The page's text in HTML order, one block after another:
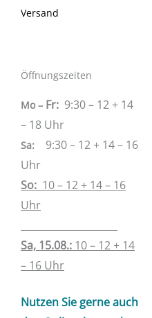
Versand
Öffnungszeiten
Mo – Fr: 9:30 – 12 + 14
– 18 Uhr
Sa: 9:30 – 12 + 14 – 16
Uhr
So: 10 – 12 + 14 – 16
Uhr
Sa, 15.08.: 10 – 12 + 14
– 16 Uhr
Nutzen Sie gerne auch